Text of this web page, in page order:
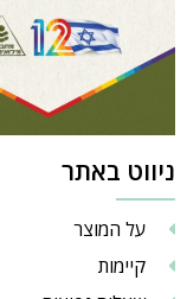
ניווט באתר
על המוצר
קיימות